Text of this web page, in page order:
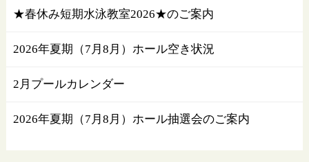
★春休み短期水泳教室2026★のご案内
2026年夏期（7月8月）ホール空き状況
2月プールカレンダー
2026年夏期（7月8月）ホール抽選会のご案内